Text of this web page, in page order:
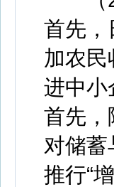
首先，
加农
进中小
首先，
对储
推行“